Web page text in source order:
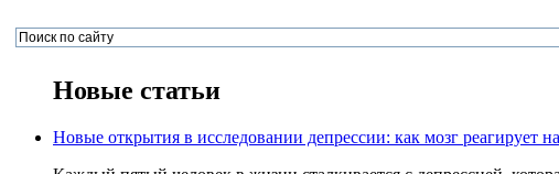
Новые статьи
Новые открытия в исследовании депрессии: как мозг реагирует